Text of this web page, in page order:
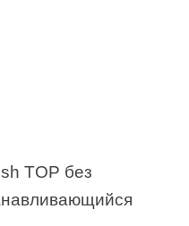
TOP без